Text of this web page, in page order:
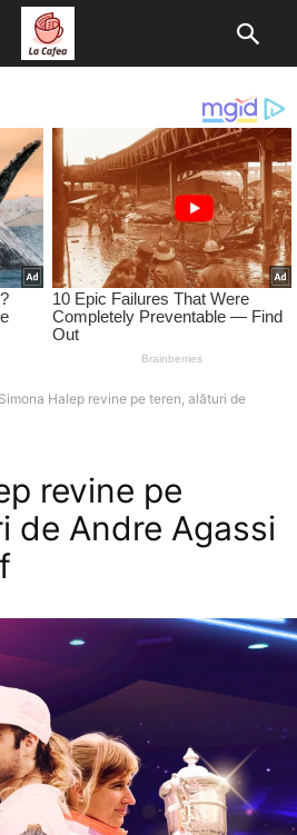
Simona Halep revine pe teren, alături de
revine pe
de Andre Agassi